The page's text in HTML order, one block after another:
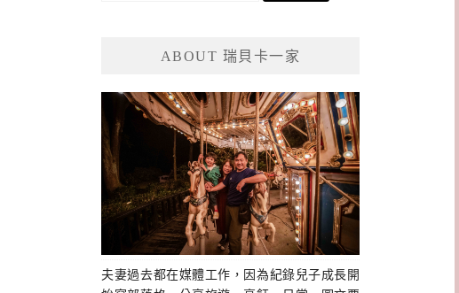
ABOUT 瑞貝卡一家
夫妻過去都在媒體工作，因為紀錄兒子成長開